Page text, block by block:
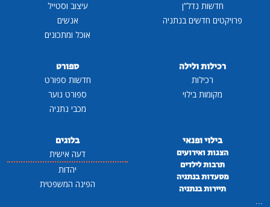
חדשות נדל"ן
פרויקטים חדשים בנתניה
עיצוב וסטייל
אנשים
אוכל ומתכונים
רכילות ולילה
רכילות
מקומות בילוי
ספורט
חדשות ספורט
ספורט נוער
מכבי נתניה
בילוי ופנאי
הצגות ואירועים
תרבות לילדים
מסעדות בנתניה
תיירות בנתניה
...
בלוגים
דעה אישית
יהדות
הפינה המשפטית